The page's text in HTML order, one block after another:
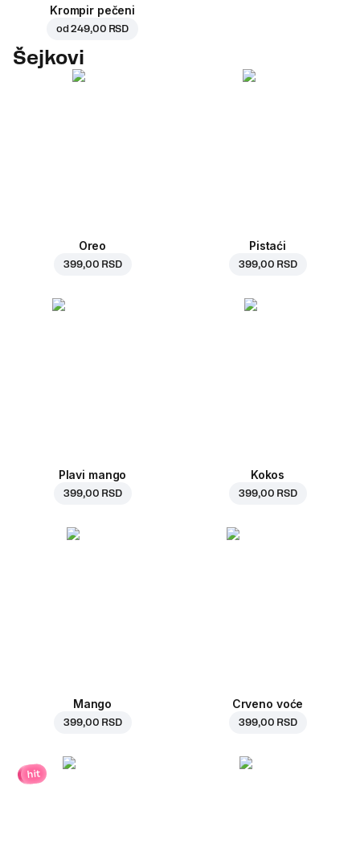
Krompir pečeni
od249,00 RSD
Šejkovi
Oreo
399,00 RSD
Pistaći
399,00 RSD
Plavi mango
399,00 RSD
Kokos
399,00 RSD
Mango
399,00 RSD
Crveno voće
399,00 RSD
hit